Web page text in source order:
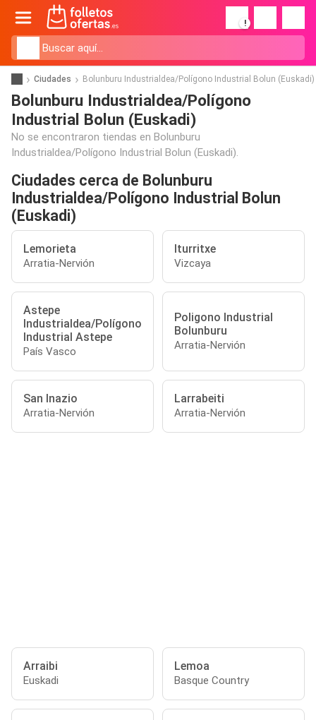
!
Ciudades Bolunburu Industrialdea/Polígono Industrial Bolun (Euskadi)
Bolunburu Industrialdea/Polígono
Industrial Bolun (Euskadi)
No se encontraron tiendas en Bolunburu
Industrialdea/Polígono Industrial Bolun (Euskadi).
Ciudades cerca de Bolunburu
Industrialdea/Polígono Industrial Bolun
(Euskadi)
Lemorieta
Arratia-Nervión
Iturritxe
Vizcaya
Astepe
Industrialdea/Polígono
Industrial Astepe
País Vasco
Poligono Industrial
Bolunburu
Arratia-Nervión
San Inazio
Arratia-Nervión
Larrabeiti
Arratia-Nervión
Arraibi
Euskadi
Lemoa
Basque Country